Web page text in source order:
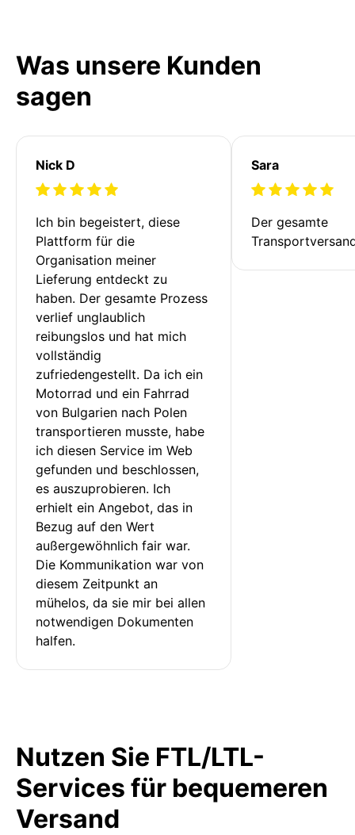
Was unsere Kunden
sagen
Nick D
Ich bin begeistert, diese
Plattform für die
Organisation meiner
Lieferung entdeckt zu
haben. Der gesamte Prozess
verlief unglaublich
reibungslos und hat mich
vollständig
zufriedengestellt. Da ich ein
Motorrad und ein Fahrrad
von Bulgarien nach Polen
transportieren musste, habe
ich diesen Service im Web
gefunden und beschlossen,
es auszuprobieren. Ich
erhielt ein Angebot, das in
Bezug auf den Wert
außergewöhnlich fair war.
Die Kommunikation war von
diesem Zeitpunkt an
mühelos, da sie mir bei allen
notwendigen Dokumenten
halfen.
Sara
Der gesamte
Nutzen Sie FTL/LTL-
Services für bequemeren
Versand